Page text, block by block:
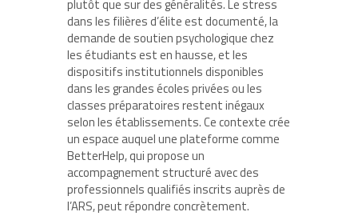
plutôt que sur des généralités. Le stress
dans les filières d’élite est documenté, la
demande de soutien psychologique chez
les étudiants est en hausse, et les
dispositifs institutionnels disponibles
dans les grandes écoles privées ou les
classes préparatoires restent inégaux
selon les établissements. Ce contexte crée
un espace auquel une plateforme comme
BetterHelp, qui propose un
accompagnement structuré avec des
professionnels qualifiés inscrits auprès de
l’ARS, peut répondre concrètement.